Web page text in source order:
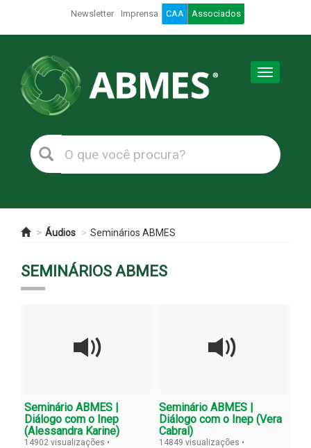
Newsletter Imprensa CAA Associados
Toggle
Áudios Seminários ABMES
SEMINÁRIOS ABMES
Seminário ABMES |
Diálogo com o Inep
(Alessandra Karine)
14902 visualizações •
Seminário ABMES |
Diálogo com o Inep (Vera
Cabral)
14849 visualizações •